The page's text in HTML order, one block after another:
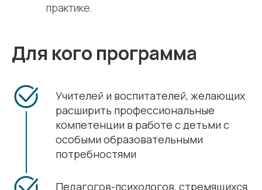
практике.
Для кого программа
Учителей и воспитателей, желающих
расширить профессиональные
компетенции в работе с детьми с
особыми образовательными
потребностями
Педагогов-психологов, стремящихся